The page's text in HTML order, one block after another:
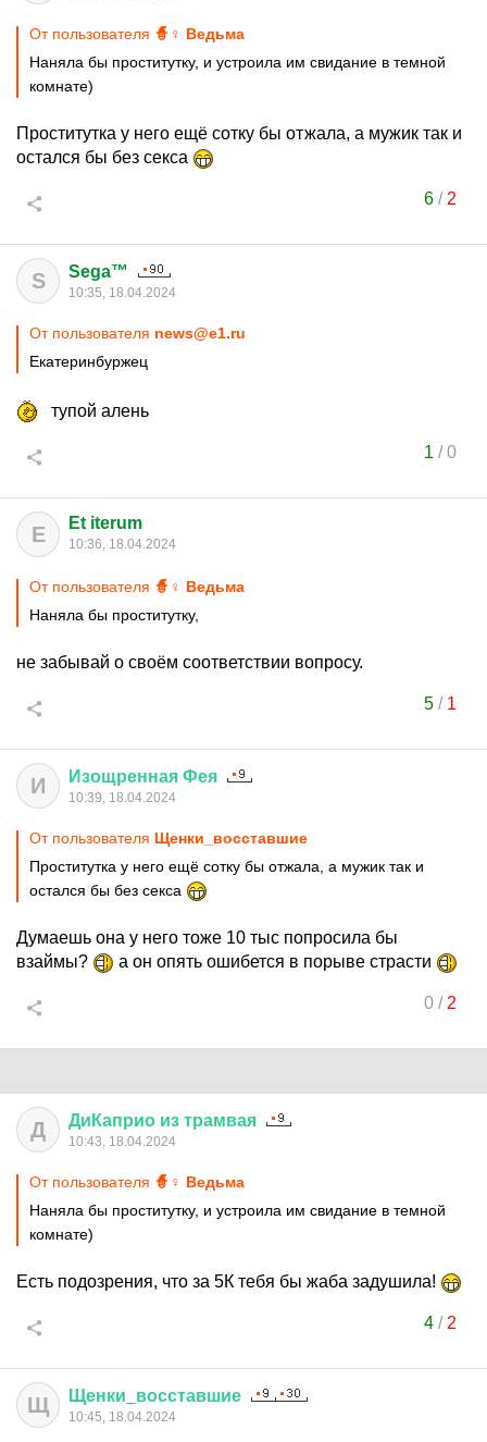
От пользователя 🧙♀ Ведьма
Наняла бы проститутку, и устроила им свидание в темной
комнате)
Проститутка у него ещё сотку бы отжала, а мужик так и
остался бы без секса
6/ 2
S Sega™
10:35, 18.04.2024
От пользователя news@e1.ru
Екатеринбуржец
тупой алень
1 /0
E Et iterum
10:36, 18.04.2024
От пользователя 🧙♀ Ведьма
Наняла бы проститутку,
не забывай о своём соответствии вопросу.
5/ 1
И Изощренная Фея
10:39, 18.04.2024
От пользователя Щенки_восставшие
Проститутка у него ещё сотку бы отжала, а мужик так и
остался бы без секса
Думаешь она у него тоже 10 тыс попросила бы
взаймы?
а он опять ошибется в порыве страсти
0/ 2
Д ДиКаприо из трамвая
10:43, 18.04.2024
От пользователя 🧙♀ Ведьма
Наняла бы проститутку, и устроила им свидание в темной
комнате)
Есть подозрения, что за 5К тебя бы жаба задушила!
4/ 2
Щ Щенки восставшие
10:45, 18.04.2024